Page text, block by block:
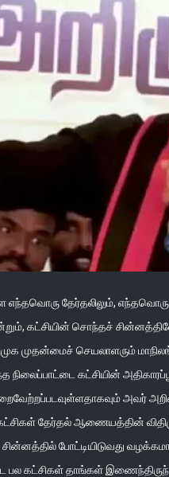
எந்தவொரு தேர்தலிலும்,
கட்சியின் சொந்தச்
முதன்மைச் செயலாளரும்
நிலைப்பாட்டை கட்சியின்
அவர்
கட்சிகள் தேர்தல் ஆணையத்தின்
போட்டியிடுவது
பல கட்சிகள் தாங்கள்